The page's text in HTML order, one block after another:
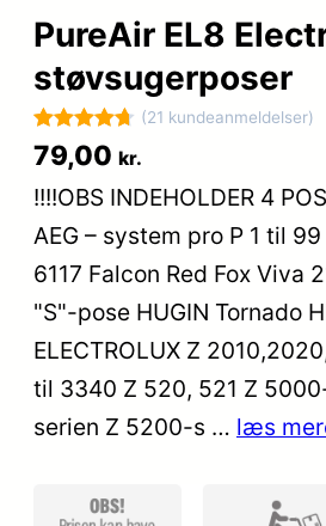
PureAir EL8
støvsugerposer
Bedømt
som
ud af 5
baseret på
21
kundebedø
(21 kundeanmeldelser)
79,00 kr.
!!!!OBS INDEHOLDER 4
AEG – system pro P 1 til
6117 Falcon Red Fox Viva
"S"-pose HUGIN Tornado
ELECTROLUX Z
til 3340 Z 520, 521 Z
serien Z 5200-s … læs